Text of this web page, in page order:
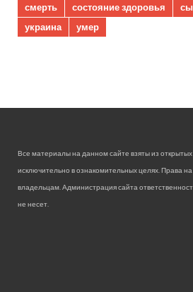
смерть
состояние здоровья
украина
умер
Все материалы на данном сайте взяты из
исключительно в ознакомительных целях. Права
владельцам. Администрация сайта
не несет.